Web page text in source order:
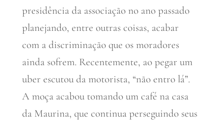
presidência da associação no ano passado
planejando, entre outras coisas, acabar
com a discriminação que os moradores
ainda sofrem. Recentemente, ao pegar um
uber escutou da motorista, “não entro lá”.
A moça acabou tomando um café na casa
da Maurina, que continua perseguindo seus